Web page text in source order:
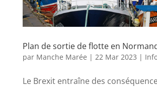
Plan de sortie de flotte en
par Manche Marée | 22 Mar 2023 |
Le Brexit entraîne des